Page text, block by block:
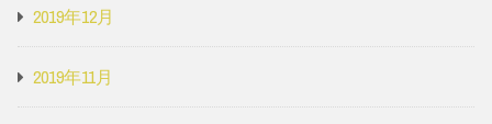
2019年12月
2019年11月